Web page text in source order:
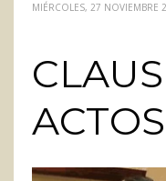
MIÉRCOLES, 27 NOVIEMBRE